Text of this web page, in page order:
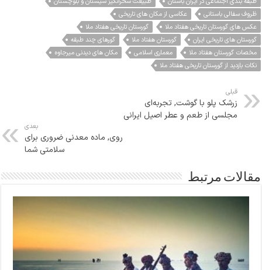
ظروف سفالی باستانی
عکاسی از مکان های تاریخی
عکس های گورستان تاریخی هفتاد ملا
گورستان تاریخی هفتاد ملا
گورستان های تاریخی ایران
گورستان هفتاد ملا
گورهای چند طبقه
مخصات گورستان هفتاد ملا
معماری اسلامی
مکان های دیدنی میرجاوه
نکات بازدید از گورستان تاریخی هفتاد ملا
قبلی
زرشک پلو با گوشت, تجربه‌ای
مجلسی از طعم و عطر اصیل ایرانی
بعدی
روی, ماده معدنی ضروری برای
سلامتی شما
مقالات مرتبط